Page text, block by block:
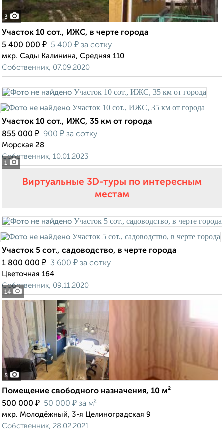
3
Участок 10 сот., ИЖС, в черте города
5 400 000 ₽ 5 400 ₽ за сотку
мкр. Сады Калинина, Средняя 110
Собственник, 07.09.2020
1
Участок 10 сот., ИЖС, 35 км от города
855 000 ₽ 900 ₽ за сотку
Морская 28
Собственник, 10.01.2023
Виртуальные 3D-туры по интересным
местам
14
Участок 5 сот., садоводство, в черте города
1 800 000 ₽ 3 600 ₽ за сотку
Цветочная 164
Собственник, 09.11.2020
8
Помещение свободного назначения, 10 м²
500 000 ₽ 50 000 ₽ за м²
мкр. Молодёжный, 3-я Целиноградская 9
Собственник, 28.02.2021